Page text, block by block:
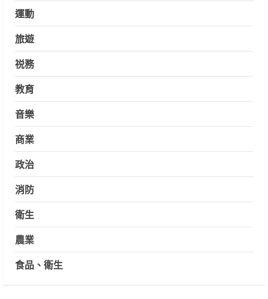
運動
旅遊
祱務
教育
音樂
商業
政治
消防
衛生
農業
食品、衛生